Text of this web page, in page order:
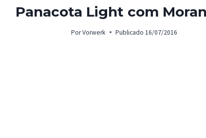
Panacota Light com
Por Vorwerk Publicado 16/07/2016